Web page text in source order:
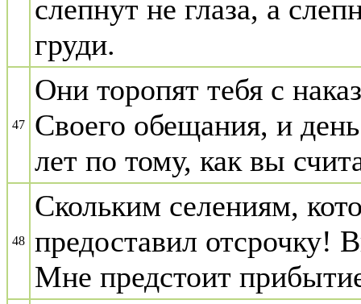
слепнут не глаза, а
груди.
47
Они торопят тебя с
Своего обещания, и
лет по тому, как вы
48
Скольким селениям,
предоставил отсрочку!
Мне предстоит